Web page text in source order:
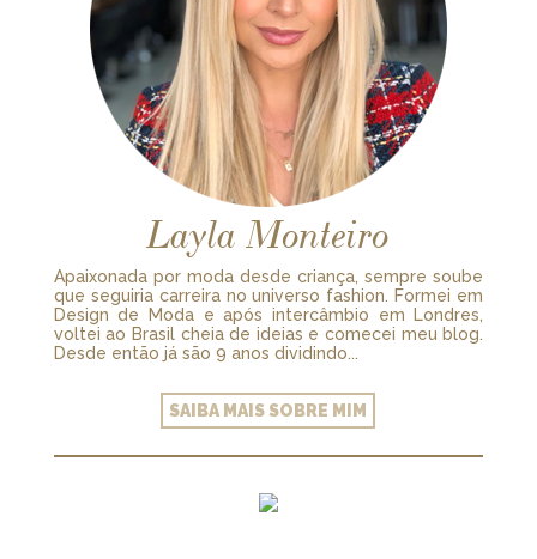
Layla Monteiro
Apaixonada por moda desde criança, sempre soube
que seguiria carreira no universo fashion. Formei em
Design de Moda e após intercâmbio em Londres,
voltei ao Brasil cheia de ideias e comecei meu blog.
Desde então já são 9 anos dividindo...
SAIBA MAIS SOBRE MIM